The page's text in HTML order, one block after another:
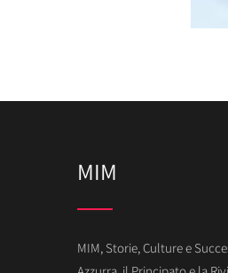
MIM
MIM, Storie, Culture e